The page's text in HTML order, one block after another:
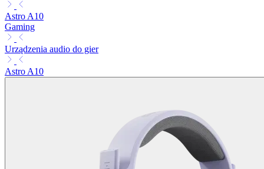
Astro A10
Gaming
Urządzenia audio do gier
Astro A10